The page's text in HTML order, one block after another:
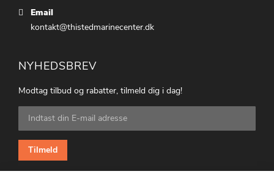
Email
kontakt@thistedmarinecenter.dk
NYHEDSBREV
Modtag tilbud og rabatter, tilmeld dig i dag!
Tilmeld
dig
vores
nyhedsbrev:
Tilmeld